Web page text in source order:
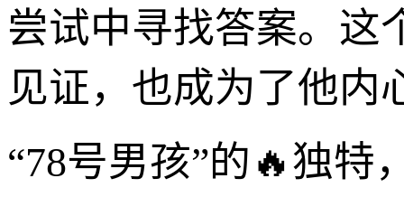
尝试中寻找答案。这
见证，也成为了他内
“78号男孩”的🔥独特